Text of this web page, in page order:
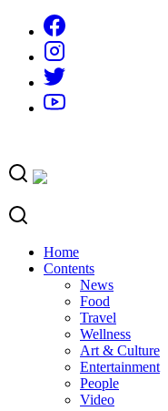
content
Home
Contents
News
Food
Travel
Wellness
Art & Culture
Entertainment
People
Video